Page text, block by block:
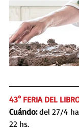
43° FERIA DEL
Cuándo: del 27/4
22 hs.